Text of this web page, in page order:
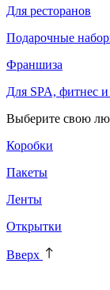
Для ресторанов
Подарочные
Франшиза
Для SPA, фитнес
Выберите свою
Коробки
Пакеты
Ленты
Открытки
Вверх